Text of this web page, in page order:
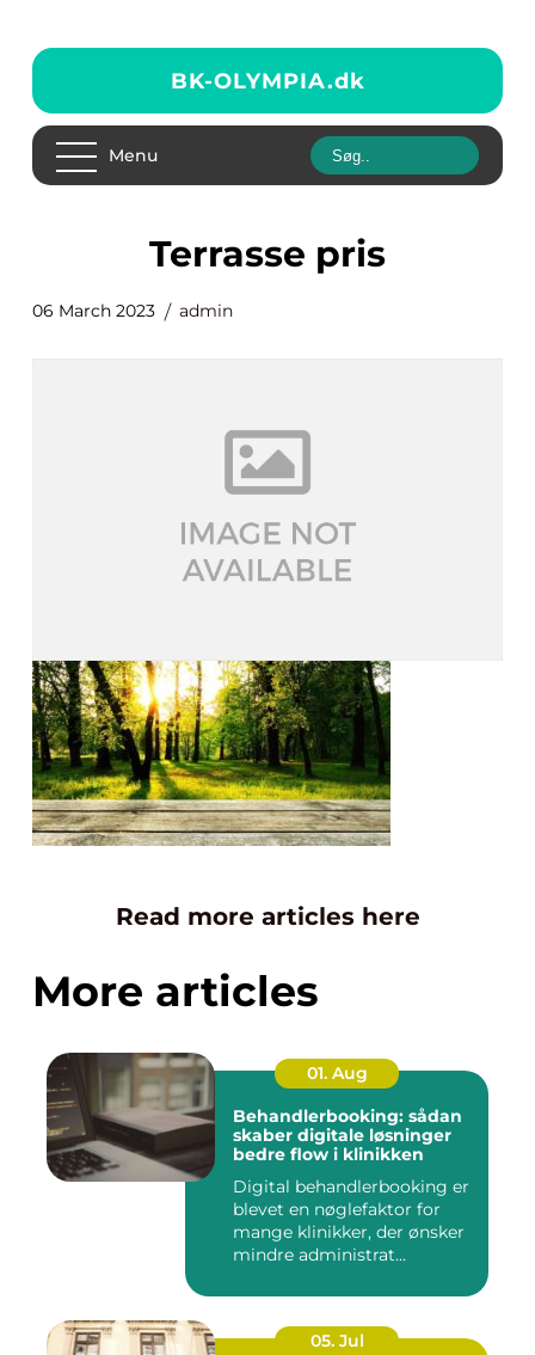
BK-OLYMPIA.dk
Menu
terrasse pris
06 March 2023 admin
Read more articles here
More articles
01. Aug
Behandlerbooking: sådan
skaber digitale løsninger
bedre flow i klinikken
Digital behandlerbooking er
blevet en nøglefaktor for
mange klinikker, der ønsker
mindre administrat...
05. Jul